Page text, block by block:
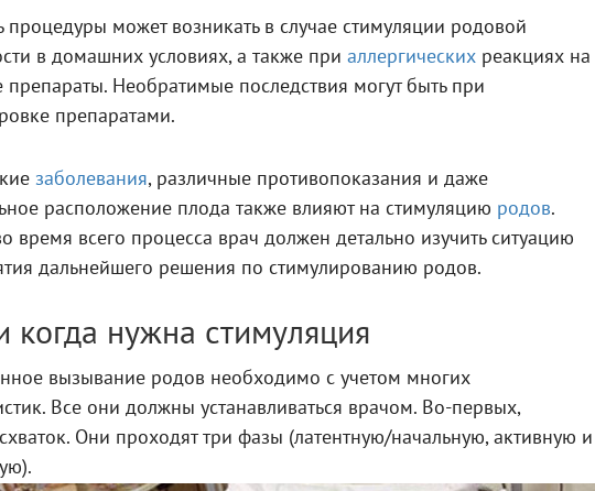
процедуры может возникать в случае стимуляции родовой
в домашних условиях, а также при аллергических реакциях на
Необратимые последствия могут быть при
препаратами.
заболевания, различные противопоказания и даже
расположение плода также влияют на стимуляцию родов.
время всего процесса врач должен детально изучить ситуацию
дальнейшего решения по стимулированию родов.
когда нужна стимуляция
вызывание родов необходимо с учетом многих
Все они должны устанавливаться врачом. Во-первых,
Они проходят три фазы (латентную/начальную, активную и